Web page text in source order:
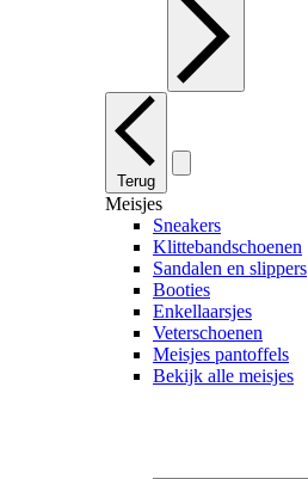
Terug
Meisjes
Sneakers
Klittebandschoenen
Sandalen en slippers
Booties
Enkellaarsjes
Veterschoenen
Meisjes pantoffels
Bekijk alle meisjes